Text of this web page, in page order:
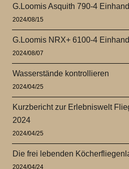
G.Loomis Asquith 790-4
2024/08/15
G.Loomis NRX+ 6100-4
2024/08/07
Wasserstände kontrollieren
2024/04/25
Kurzbericht zur Erlebniswelt
2024
2024/04/25
Die frei lebenden
2024/04/24